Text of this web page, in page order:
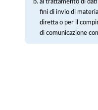
al trattamento di
fini di invio di
diretta o per il
di comunicazione